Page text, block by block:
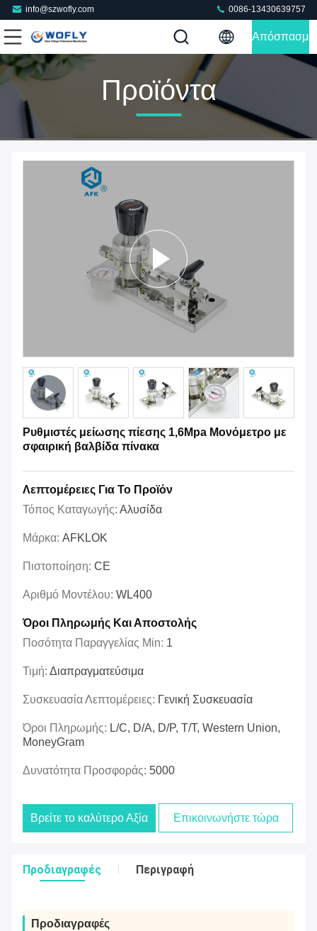
info@szwofly.com 0086-13430639757
Απόσπασμα
Προϊόντα
Ρυθμιστές μείωσης πίεσης 1,6Mpa Μονόμετρο με
σφαιρική βαλβίδα πίνακα
Λεπτομέρειες Για Το Προϊόν
Τόπος Καταγωγής: Αλυσίδα
Μάρκα: AFKLOK
Πιστοποίηση: CE
Αριθμό Μοντέλου: WL400
Όροι Πληρωμής Και Αποστολής
Ποσότητα Παραγγελίας Min: 1
Τιμή: Διαπραγματεύσιμα
Συσκευασία Λεπτομέρειες: Γενική Συσκευασία
Όροι Πληρωμής: L/C, D/A, D/P, T/T, Western Union,
MoneyGram
Δυνατότητα Προσφοράς: 5000
Βρείτε το καλύτερο Αξία Επικοινωνήστε τώρα
Προδιαγραφές Περιγραφή
Προδιαγραφές